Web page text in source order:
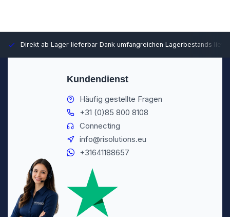
Direkt ab Lager lieferbar Dank umfangreichen Lagerbestands
Kundendienst
Häufig gestellte Fragen
+31 (0)85 800 8108
Connecting
info@risolutions.eu
+31641188657